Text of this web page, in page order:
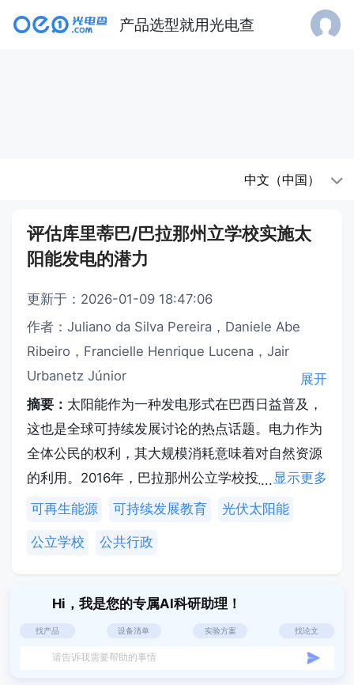
产品选型就用光电查
中文（中国）
评估库里蒂巴/巴拉那州立学校实施太
阳能发电的潜力
更新于：2026-01-09 18:47:06
作者：Juliano da Silva Pereira，Daniele Abe
Ribeiro，Francielle Henrique Lucena，Jair
Urbanetz Júnior
展开
摘要： 太阳能作为一种发电形式在巴西日益普及，
这也是全球可持续发展讨论的热点话题。电力作为
全体公民的权利，其大规模消耗意味着对自然资源
的利用。2016年，巴拉那州公立学校投入超过
4600万雷亚尔保障供电，以维持系统基本运转。
行政管理局下属15所学校2017年1至5月的电力消
阳能光伏系统。据此估算，停用传统电力后每年可
节省逾43.5万雷亚尔，这些资金可用于其他教育项
目及社区关注的校内可持续发展计划。
显示更多
可再生能源
可持续发展教育 光伏太阳能
公立学校 公共行政
Hi，我是您的专属AI科研助理！
找产品 设备清单 实验方案 找论文
请告诉我需要帮助的事情